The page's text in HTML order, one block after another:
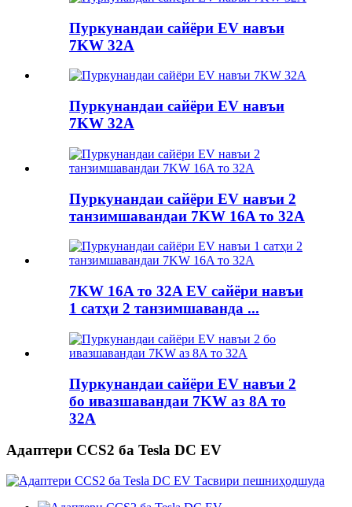
Пуркунандаи сайёри EV навъи
7KW 32A
Пуркунандаи сайёри EV навъи
7KW 32A
Пуркунандаи сайёри EV навъи 2
танзимшавандаи 7KW 16A то 32A
7KW 16A то 32A EV сайёри навъи
1 сатҳи 2 танзимшаванда ...
Пуркунандаи сайёри EV навъи 2
бо ивазшавандаи 7KW аз 8A то
32A
Адаптери CCS2 ба Tesla DC EV